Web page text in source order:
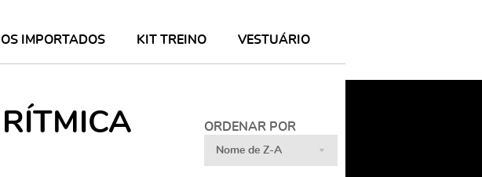
IMPORTADOS KIT TREINO VESTUÁRIO
ORDENAR POR
Nome de Z-A